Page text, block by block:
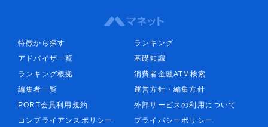
特徴から探す
ランキング
アドバイザ一覧
基礎知識
ランキング根拠
消費者金融ATM検索
編集者一覧
運営方針・編集方針
PORT会員利用規約
外部サービスの利用について
コンプライアンスポリシー
プライバシーポリシー